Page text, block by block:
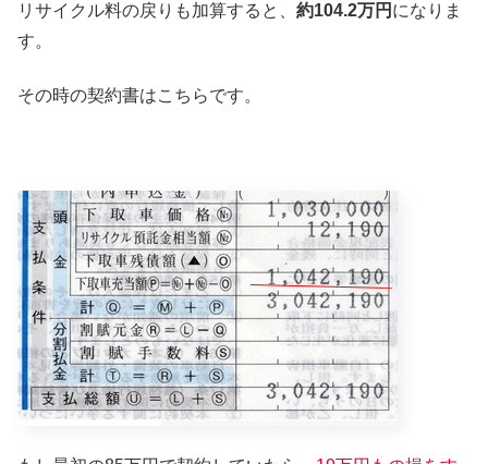
リサイクル料の戻りも加算すると、 約104.2万円 になりま
す。
その時の契約書はこちらです。